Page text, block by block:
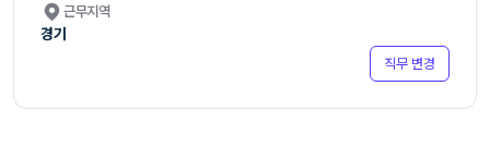
근무지역
경기
직무 변경